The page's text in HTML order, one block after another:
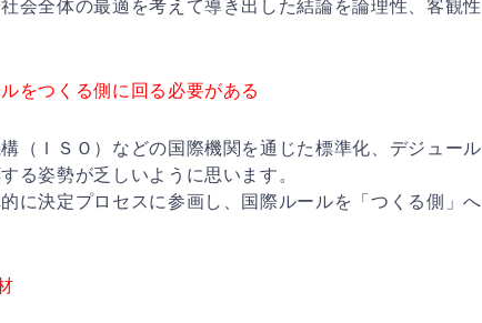
会全体の最適を考えて導き出した結論を論理性、客観性
をつくる側に回る必要がある
（ＩＳＯ）などの国際機関を通じた標準化、デジュール
る姿勢が乏しいように思います。
に決定プロセスに参画し、国際ルールを「つくる側」へ